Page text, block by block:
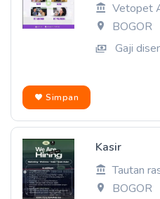
Vetopet
BOGOR
Gaji
Simpan
Kasir
Tautan
BOGOR